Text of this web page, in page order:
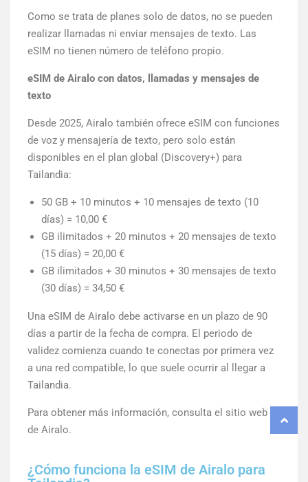
Como se trata de planes solo de datos, no se pueden
realizar llamadas ni enviar mensajes de texto. Las
eSIM no tienen número de teléfono propio.
eSIM de Airalo con datos, llamadas y mensajes de
texto
Desde 2025, Airalo también ofrece eSIM con funciones
de voz y mensajería de texto, pero solo están
disponibles en el plan global (Discovery+) para
Tailandia:
50 GB + 10 minutos + 10 mensajes de texto (10
días) = 10,00 €
GB ilimitados + 20 minutos + 20 mensajes de texto
(15 días) = 20,00 €
GB ilimitados + 30 minutos + 30 mensajes de texto
(30 días) = 34,50 €
Una eSIM de Airalo debe activarse en un plazo de 90
días a partir de la fecha de compra. El periodo de
validez comienza cuando te conectas por primera vez
a una red compatible, lo que suele ocurrir al llegar a
Tailandia.
Para obtener más información, consulta el sitio web
de Airalo.
¿Cómo funciona la eSIM de Airalo para